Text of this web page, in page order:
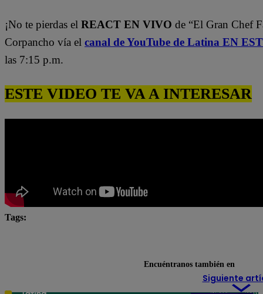
¡No te pierdas el REACT EN VIVO de “El Gran Chef
Corpancho vía el canal de YouTube de Latina EN
las 7:15 p.m.
ESTE VIDEO TE VA A INTERESAR
Tags:
Siguiente
Encuéntranos también en